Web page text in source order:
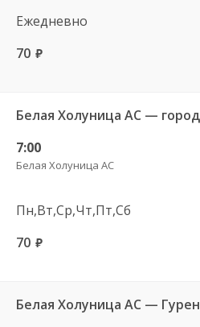
Ежедневно
70 руб.
Белая Холуница АС —
7:00
Белая Холуница АС
Пн,Вт,Ср,Чт,Пт,Сб
70 руб.
Белая Холуница АС —